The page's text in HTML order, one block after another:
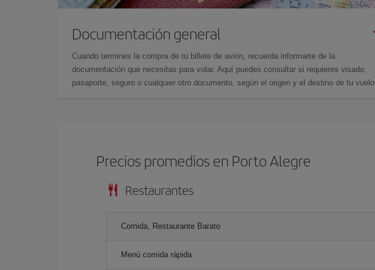
Documentación general
Cuando termines la compra de tu billete de avión, recuerda informarte de la
documentación que necesitas para volar. Aquí puedes consultar si requieres visado,
pasaporte, seguro o cualquier otro documento, según el origen y el destino de tu vuelo.
Precios promedios en Porto Alegre
Restaurantes
Comida, Restaurante Barato
Menú comida rápida